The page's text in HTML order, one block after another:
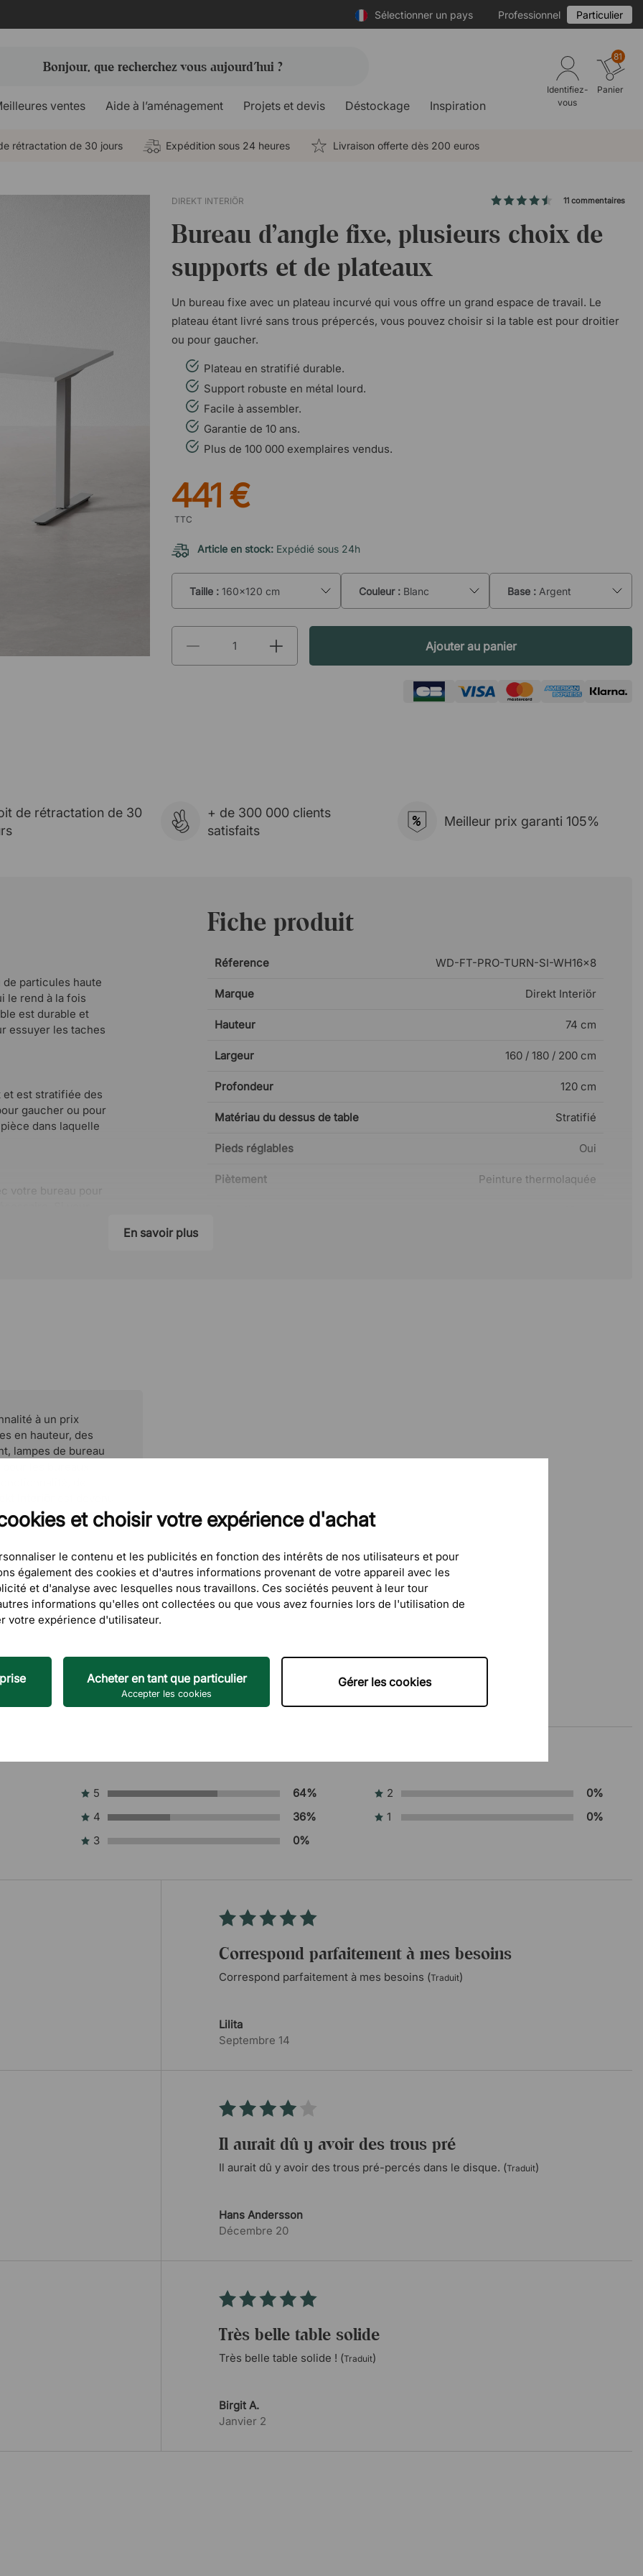
et choisir votre expérience d'achat
le contenu et les publicités en fonction des intérêts de nos utilisateurs et pour
également des cookies et d'autres informations provenant de votre appareil avec les
et d'analyse avec lesquelles nous travaillons. Ces sociétés peuvent à leur tour
informations qu'elles ont collectées ou que vous avez fournies lors de l'utilisation de
votre expérience d'utilisateur.
Acheter en tant que particulier
Accepter les cookies
Gérer les cookies
Sélectionner un pays Professionnel Particulier
ventes Aide à l’aménagement Projets et devis Déstockage Inspiration
Identifiez-
vous
81
Panier
rétractation de 30 jours Expédition sous 24 heures Livraison offerte dès 200 euros
DIREKT INTERIÖR 11 commentaires
Bureau d'angle fixe, plusieurs choix de
supports et de plateaux
Un bureau fixe avec un plateau incurvé qui vous offre un grand espace de travail. Le
plateau étant livré sans trous prépercés, vous pouvez choisir si la table est pour droitier
ou pour gaucher.
Plateau en stratifié durable.
Support robuste en métal lourd.
Facile à assembler.
Garantie de 10 ans.
Plus de 100 000 exemplaires vendus.
441 €
TTC
Article en stock: Expédié sous 24h
Taille : 160x120 cm Couleur : Blanc Base : Argent
Ajouter au panier
de rétractation de 30
+ de 300 000 clients
satisfaits
% Meilleur prix garanti 105%
de particules haute
le rend à la fois
est durable et
essuyer les taches
et est stratifiée des
gaucher ou pour
dans laquelle
votre bureau pour
Fiche produit
Réference WD-FT-PRO-TURN-SI-WH16x8
Marque Direkt Interiör
Hauteur 74 cm
Largeur 160 / 180 / 200 cm
Profondeur 120 cm
Matériau du dessus de table Stratifié
Pieds réglables Oui
Piètement Peinture thermolaquée
En savoir plus
à un prix
en hauteur, des
lampes de bureau
les bureaux
de
aussi une marque
5
64%
4
36%
3
0%
2
0%
1
0%
Correspond parfaitement à mes besoins
Correspond parfaitement à mes besoins (Traduit)
Lilita
Septembre 14
Il aurait dû y avoir des trous pré
Il aurait dû y avoir des trous pré-percés dans le disque. (Traduit)
Hans Andersson
Décembre 20
Très belle table solide
Très belle table solide ! (Traduit)
Birgit A.
Janvier 2